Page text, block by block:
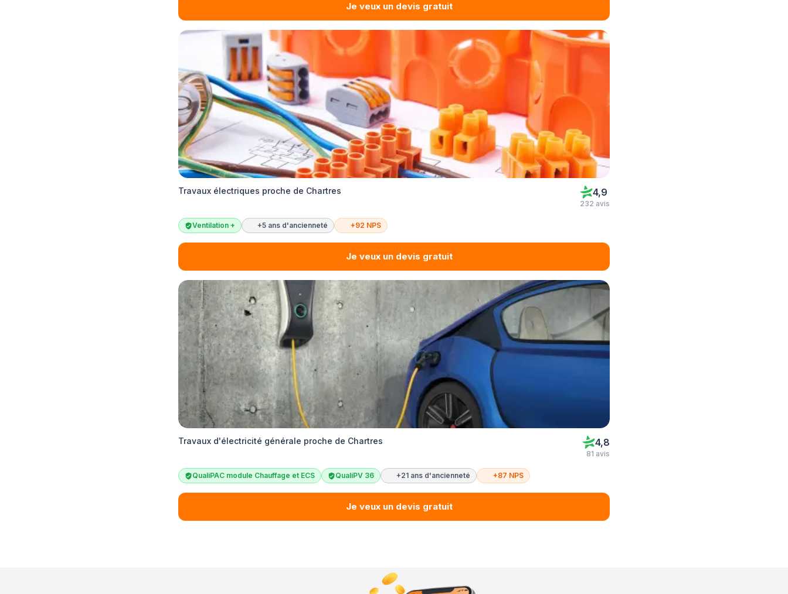
Je veux un devis gratuit
Travaux électriques proche de Chartres 4,9
232 avis
Ventilation + +5 ans d'ancienneté +92 NPS
Je veux un devis gratuit
Travaux d'électricité générale proche de Chartres 4,8
81 avis
QualiPAC module Chauffage et ECS QualiPV 36 +21 ans d'ancienneté +87 NPS
Je veux un devis gratuit